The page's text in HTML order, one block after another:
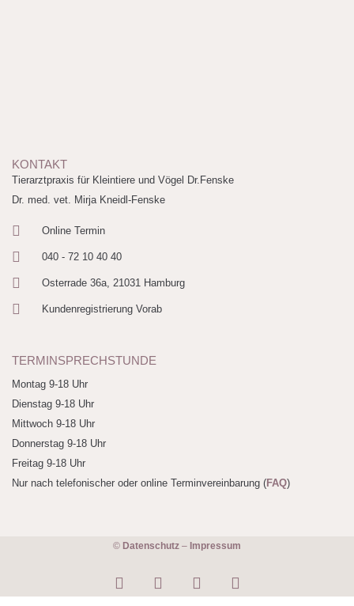
KONTAKT
Tierarztpraxis für Kleintiere und Vögel Dr.Fenske
Dr. med. vet. Mirja Kneidl-Fenske
Online Termin
040 - 72 10 40 40
Osterrade 36a, 21031 Hamburg
Kundenregistrierung Vorab
TERMINSPRECHSTUNDE
Montag 9-18 Uhr
Dienstag 9-18 Uhr
Mittwoch 9-18 Uhr
Donnerstag 9-18 Uhr
Freitag 9-18 Uhr
Nur nach telefonischer oder online Terminvereinbarung (FAQ)
© Datenschutz – Impressum